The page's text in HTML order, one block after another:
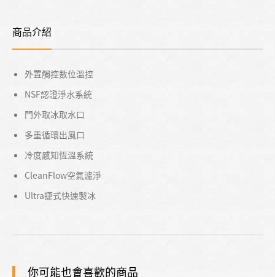
商品介紹
外置觸控數位溫控
NSF認證淨水系統
門外取冰取水口
多重循環出風口
冷度感知恆溫系統
CleanFlow空氣濾淨
Ultra捷式快速製冰
你可能也會喜歡的商品